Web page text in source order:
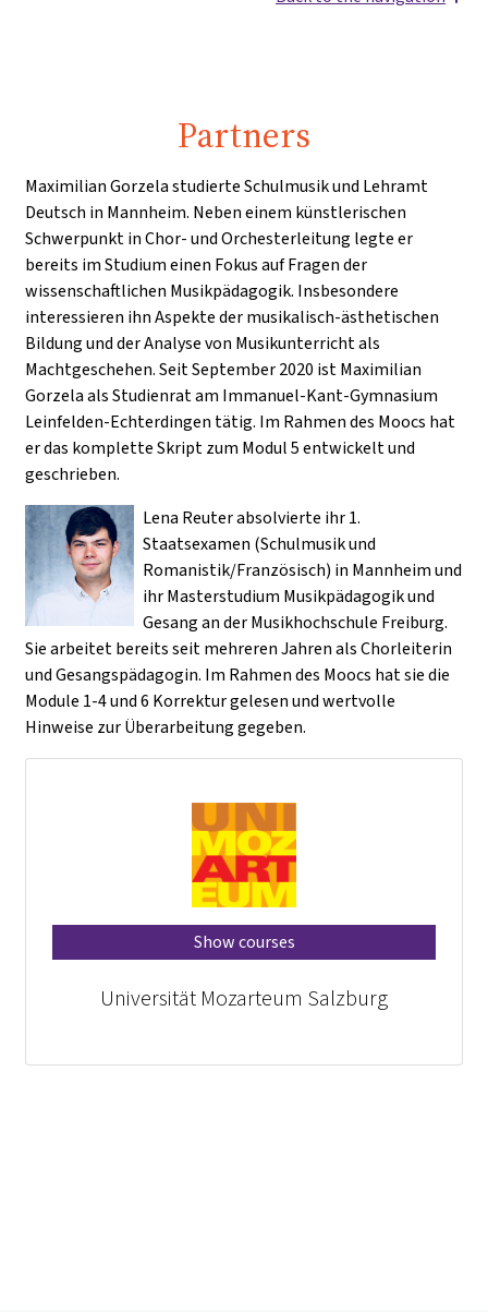
Partners
Maximilian Gorzela studierte Schulmusik und Lehramt
Deutsch in Mannheim. Neben einem künstlerischen
Schwerpunkt in Chor- und Orchesterleitung legte er
bereits im Studium einen Fokus auf Fragen der
wissenschaftlichen Musikpädagogik. Insbesondere
interessieren ihn Aspekte der musikalisch-ästhetischen
Bildung und der Analyse von Musikunterricht als
Machtgeschehen. Seit September 2020 ist Maximilian
Gorzela als Studienrat am Immanuel-Kant-Gymnasium
Leinfelden-Echterdingen tätig. Im Rahmen des Moocs hat
er das komplette Skript zum Modul 5 entwickelt und
geschrieben.
Lena Reuter absolvierte ihr 1.
Staatsexamen (Schulmusik und
Romanistik/Französisch) in Mannheim und
ihr Masterstudium Musikpädagogik und
Gesang an der Musikhochschule Freiburg.
Sie arbeitet bereits seit mehreren Jahren als Chorleiterin
und Gesangspädagogin. Im Rahmen des Moocs hat sie die
Module 1-4 und 6 Korrektur gelesen und wertvolle
Hinweise zur Überarbeitung gegeben.
Show courses
Universität Mozarteum Salzburg